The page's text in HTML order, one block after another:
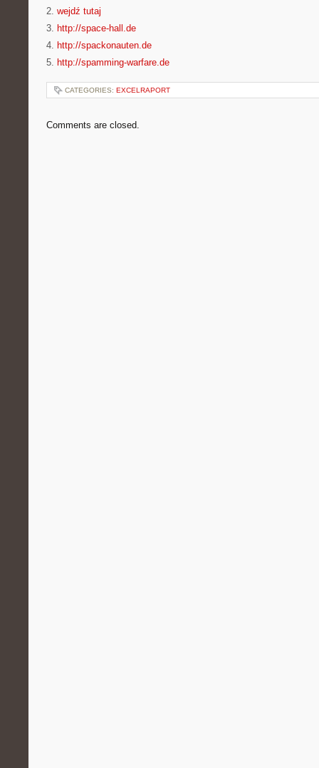
2. wejdź tutaj
3. http://space-hall.de
4. http://spackonauten.de
5. http://spamming-warfare.de
CATEGORIES: EXCELRAPORT
Comments are closed.